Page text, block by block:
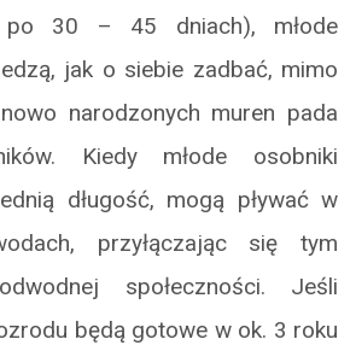
po 30 – 45 dniach), młode
jak o siebie zadbać, mimo
narodzonych muren pada
Kiedy młode osobniki
długość, mogą pływać w
przyłączając się tym
społeczności. Jeśli
będą gotowe w ok. 3 roku